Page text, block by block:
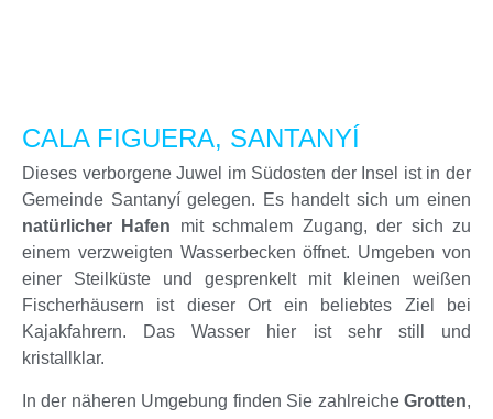
CALA FIGUERA, SANTANYÍ
Dieses verborgene Juwel im Südosten der Insel ist in der
Gemeinde Santanyí gelegen. Es handelt sich um einen
natürlicher Hafen mit schmalem Zugang, der sich zu
einem verzweigten Wasserbecken öffnet. Umgeben von
einer Steilküste und gesprenkelt mit kleinen weißen
Fischerhäusern ist dieser Ort ein beliebtes Ziel bei
Kajakfahrern. Das Wasser hier ist sehr still und
kristallklar.
In der näheren Umgebung finden Sie zahlreiche Grotten,